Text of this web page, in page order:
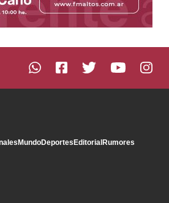
MundoDeportesEditorialRumores